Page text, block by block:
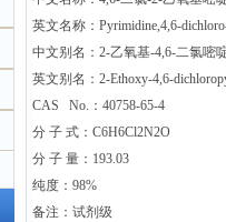
英文名称：Pyrimidine,4,6-
中文别名：2-乙氧基-4,6-二氯嘧
英文别名：2-Ethoxy-4,6-
CAS No.：40758-65-4
分 子 式：C6H6Cl2N2O
分 子 量：193.03
纯度：98%
备注：试剂级